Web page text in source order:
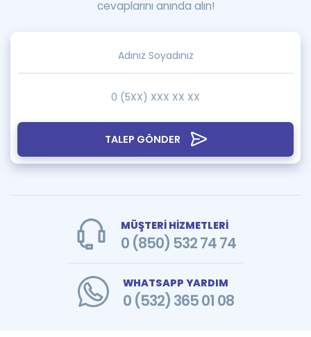
TALEP GÖNDER
cevaplarını anında alın!
MÜŞTERİ HİZMETLERİ
0 (850) 532 74 74
WHATSAPP YARDIM
0 (532) 365 01 08